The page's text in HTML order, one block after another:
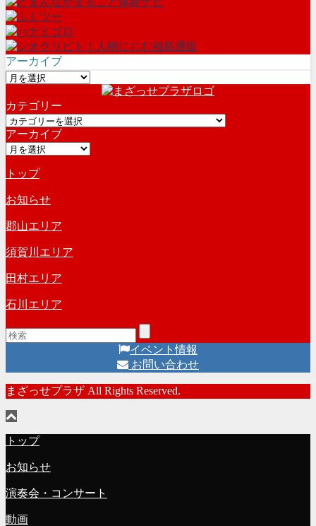
アーカイブ
ア
カ
イ
ブ
カテゴリー
カ
テ
ゴ
ー
アーカイブ
ア
カ
イ
ブ
トップ
お知らせ
郡山エリア
須賀川エリア
田村エリア
石川エリア
イベント情報
お問い合わせ
まざっせプラザ All Rights Reserved.
トップ
お知らせ
演奏会・コンサート
動画